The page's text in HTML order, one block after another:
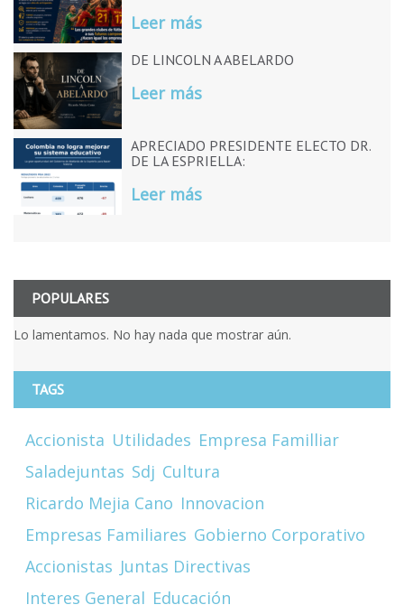
Leer más
DE LINCOLN A ABELARDO
Leer más
APRECIADO PRESIDENTE ELECTO DR.
DE LA ESPRIELLA:
Leer más
POPULARES
Lo lamentamos. No hay nada que mostrar aún.
TAGS
Accionista Utilidades Empresa Familliar
Saladejuntas Sdj Cultura
Ricardo Mejia Cano Innovacion
Empresas Familiares Gobierno Corporativo
Accionistas Juntas Directivas
Interes General Educación